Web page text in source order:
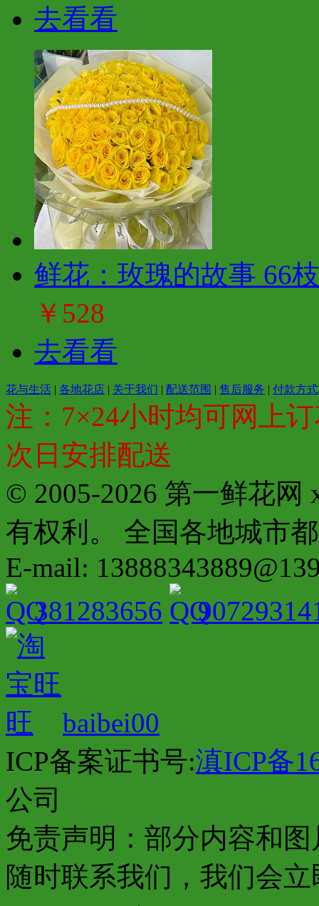
去看看
鲜花：玫瑰的故事 66
￥528
去看看
花与生活 | 各地花店 | 关于我们 | 配送范围 | 售后服务 | 付款方式
注：7×24小时均可网上
次日安排配送
© 2005-2026 第一鲜花网
有权利。 全国各地城市
E-mail:
381283656
baibei00
ICP备案证书号:滇ICP备
公司
免责声明：部分内容和
随时联系我们，我们会